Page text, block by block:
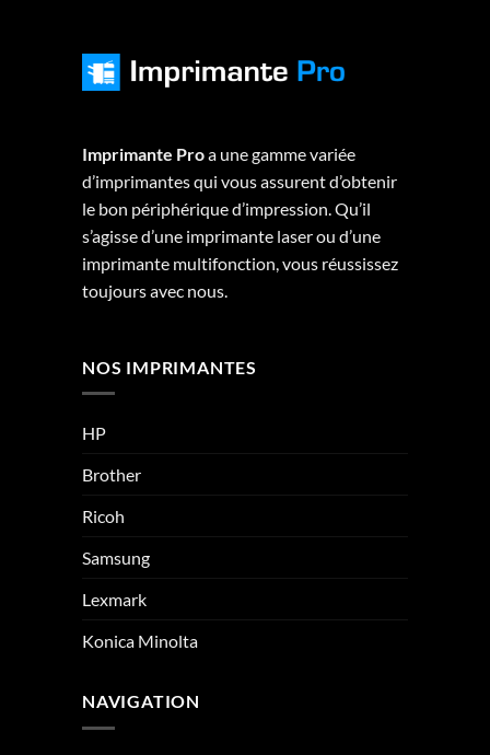
Imprimante Proa une gamme variée
d’imprimantes qui vous assurent d’obtenir
le bon périphérique d’impression. Qu’il
s’agisse d’une imprimante laser ou d’une
imprimante multifonction, vous réussissez
toujours avec nous.
NOS IMPRIMANTES
HP
Brother
Ricoh
Samsung
Lexmark
Konica Minolta
NAVIGATION